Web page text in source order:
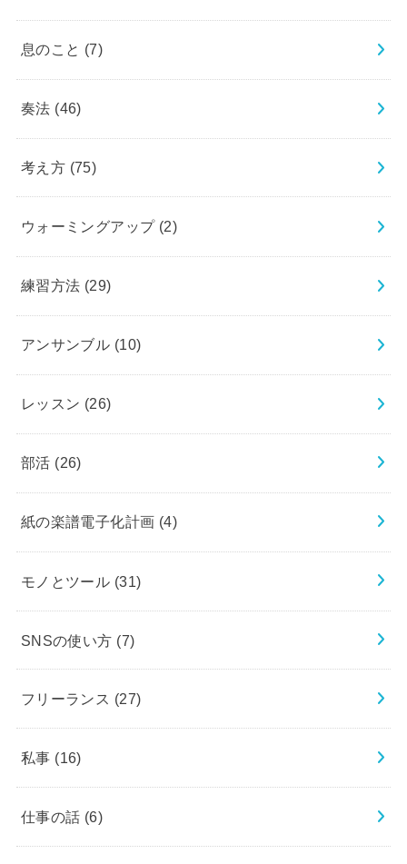
息のこと (7)
奏法 (46)
考え方 (75)
ウォーミングアップ (2)
練習方法 (29)
アンサンブル (10)
レッスン (26)
部活 (26)
紙の楽譜電子化計画 (4)
モノとツール (31)
SNSの使い方 (7)
フリーランス (27)
私事 (16)
仕事の話 (6)